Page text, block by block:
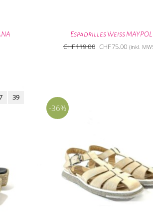
Espadrilles Weiss MAYPOL
CHF119.00 Ursprünglicher
CHF75.00Aktueller
(inkl.
39
-36%